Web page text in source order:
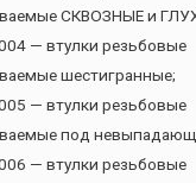
СКВОЗНЫЕ и
— втулки резьбовые
шестигранные;
— втулки резьбовые
под
— втулки резьбовые